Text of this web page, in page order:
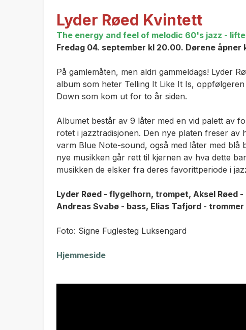
­Lyder Røed Kvintett­
The energy and feel of melodic 60's jazz -
Fredag 04. september kl 20.00. Dørene åpner
På gamlemåten, men aldri gammeldags! Lyder
album som heter Telling It Like It Is,
Down som kom ut for to år siden.
Albumet består av 9 låter med en vid palett av
rotet i jazztradisjonen. Den nye platen freser av
varm Blue Note-sound, også med låter med blå
nye musikken går rett til kjernen av hva dette
musikken de elsker fra deres favorittperiode i
Lyder Røed - flygelhorn, trompet, Aksel Røed
Andreas Svabø - bass, Elias Tafjord - trommer
Foto: Signe Fuglesteg Luksengard
Hjemmeside